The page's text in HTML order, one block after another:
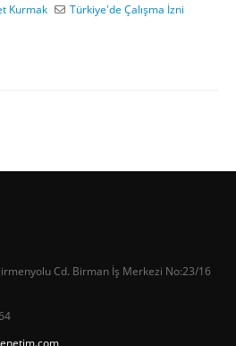
Kurmak
Türkiye'de Çalışma İzni
Cd. Birman İş Merkezi No:23/16